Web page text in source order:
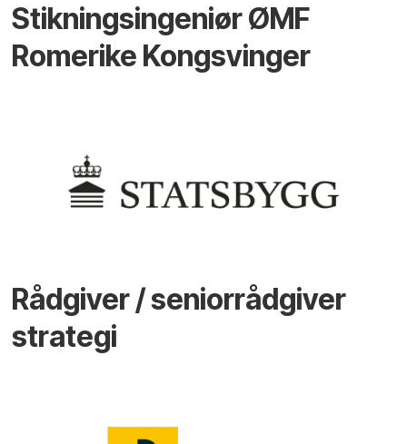
Stikningsingeniør ØMF
Romerike Kongsvinger
Rådgiver / seniorrådgiver
strategi